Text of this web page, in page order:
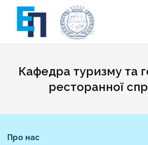
content
Кафедра туризму та
ресторанної
Про нас